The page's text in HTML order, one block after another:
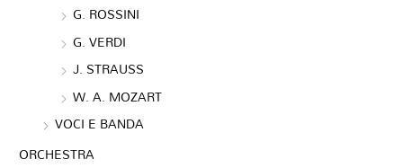
G. ROSSINI
G. VERDI
J. STRAUSS
W. A. MOZART
VOCI E BANDA
ORCHESTRA